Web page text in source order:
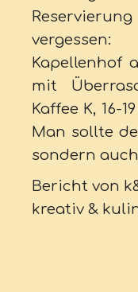
Kapellenhof
mit
Kaffee K, 16-
Man sollte
sondern auch
Bericht von
kreativ &